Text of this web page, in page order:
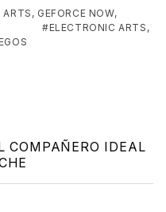
ARTS , GEFORCE NOW,
ELECTRONIC ARTS ,
COMPAÑERO IDEAL